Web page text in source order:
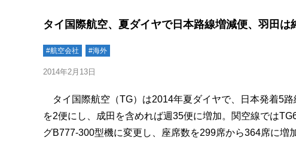
タイ国際航空、夏ダイヤで日本路線増減便、羽田は
#航空会社 #海外
2014年2月13日
タイ国際航空（TG）は2014年夏ダイヤで、日本発着5
を2便にし、成田を含めれば週35便に増加。関空線では
グB777-300型機に変更し、座席数を299席から364席に